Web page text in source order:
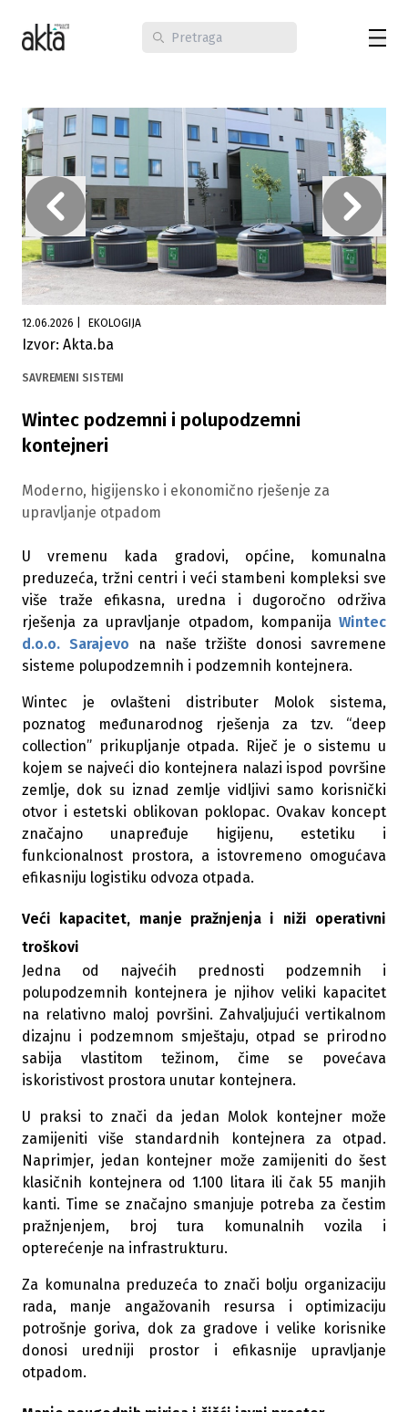
12.06.2026 EKOLOGIJA
Izvor: Akta.ba
SAVREMENI SISTEMI
Wintec podzemni i polupodzemni
kontejneri
Moderno, higijensko i ekonomično rješenje za
upravljanje otpadom
U vremenu kada gradovi, općine, komunalna
preduzeća, tržni centri i veći stambeni kompleksi sve
više traže efikasna, uredna i dugoročno održiva
rješenja za upravljanje otpadom, kompanija Wintec
d.o.o. Sarajevo na naše tržište donosi savremene
sisteme polupodzemnih i podzemnih kontejnera.
Wintec je ovlašteni distributer Molok sistema,
poznatog međunarodnog rješenja za tzv. “deep
collection” prikupljanje otpada. Riječ je o sistemu u
kojem se najveći dio kontejnera nalazi ispod površine
zemlje, dok su iznad zemlje vidljivi samo korisnički
otvor i estetski oblikovan poklopac. Ovakav koncept
značajno unapređuje higijenu, estetiku i
funkcionalnost prostora, a istovremeno omogućava
efikasniju logistiku odvoza otpada.
Veći kapacitet, manje pražnjenja i niži operativni
troškovi
Jedna od najvećih prednosti podzemnih i
polupodzemnih kontejnera je njihov veliki kapacitet
na relativno maloj površini. Zahvaljujući vertikalnom
dizajnu i podzemnom smještaju, otpad se prirodno
sabija vlastitom težinom, čime se povećava
iskoristivost prostora unutar kontejnera.
U praksi to znači da jedan Molok kontejner može
zamijeniti više standardnih kontejnera za otpad.
Naprimjer, jedan kontejner može zamijeniti do šest
klasičnih kontejnera od 1.100 litara ili čak 55 manjih
kanti. Time se značajno smanjuje potreba za čestim
pražnjenjem, broj tura komunalnih vozila i
opterećenje na infrastrukturu.
Za komunalna preduzeća to znači bolju organizaciju
rada, manje angažovanih resursa i optimizaciju
potrošnje goriva, dok za gradove i velike korisnike
donosi uredniji prostor i efikasnije upravljanje
otpadom.